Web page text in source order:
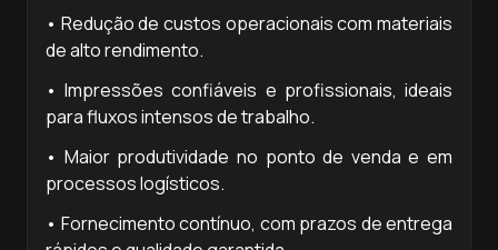
• Redução de custos operacionais com materiais
de alto rendimento.
• Impressões confiáveis e profissionais, ideais
para fluxos intensos de trabalho.
• Maior produtividade no ponto de venda e em
processos logísticos.
• Fornecimento contínuo, com prazos de entrega